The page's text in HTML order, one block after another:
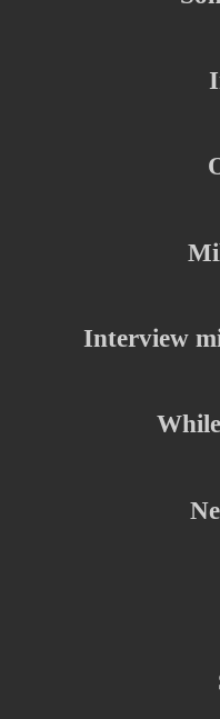
Interview